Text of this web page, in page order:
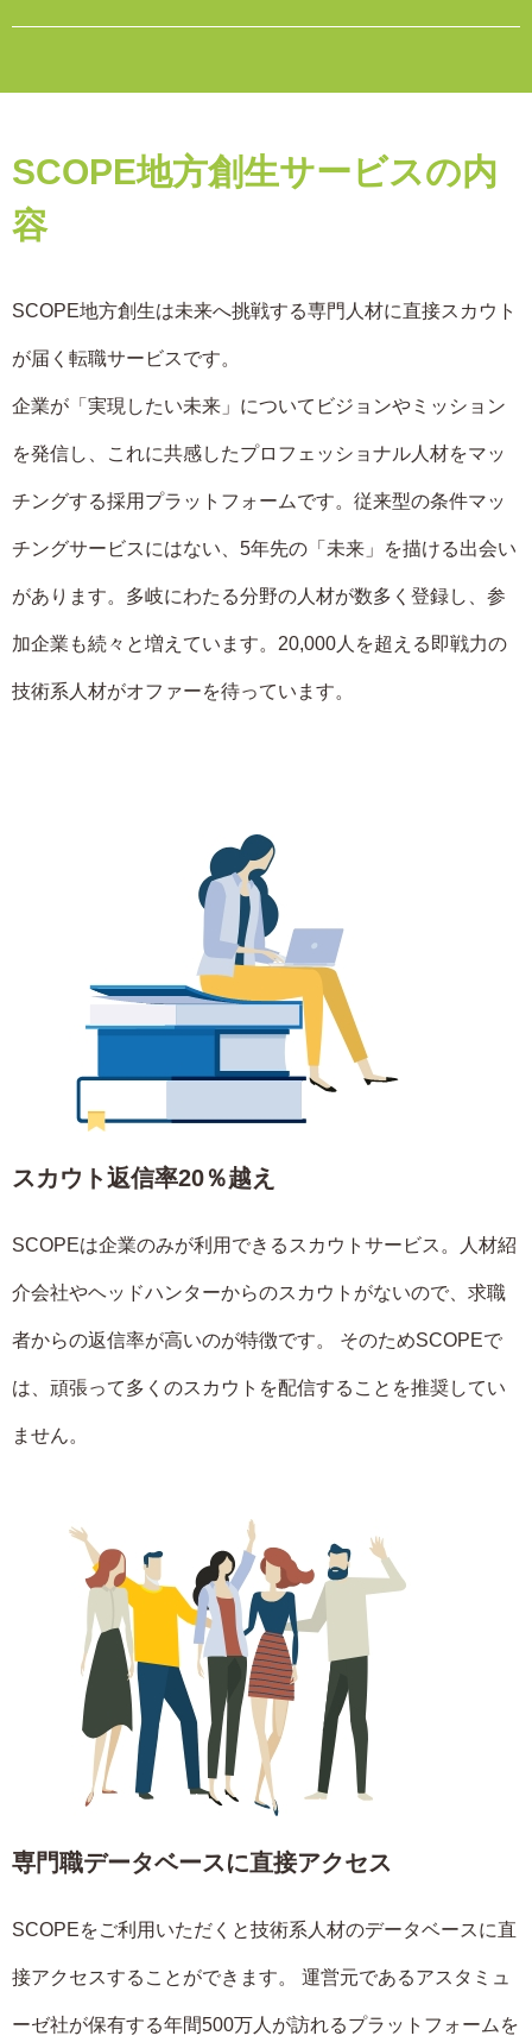
SCOPE地方創生サービスの内
容
SCOPE地方創生は未来へ挑戦する専門人材に直接スカウト
が届く転職サービスです。
企業が「実現したい未来」についてビジョンやミッション
を発信し、これに共感したプロフェッショナル人材をマッ
チングする採用プラットフォームです。従来型の条件マッ
チングサービスにはない、5年先の「未来」を描ける出会い
があります。多岐にわたる分野の人材が数多く登録し、参
加企業も続々と増えています。20,000人を超える即戦力の
技術系人材がオファーを待っています。
スカウト返信率20％越え
SCOPEは企業のみが利用できるスカウトサービス。人材紹
介会社やヘッドハンターからのスカウトがないので、求職
者からの返信率が高いのが特徴です。 そのためSCOPEで
は、頑張って多くのスカウトを配信することを推奨してい
ません。
専門職データベースに直接アクセス
SCOPEをご利用いただくと技術系人材のデータベースに直
接アクセスすることができます。 運営元であるアスタミュ
ーゼ社が保有する年間500万人が訪れるプラットフォームを